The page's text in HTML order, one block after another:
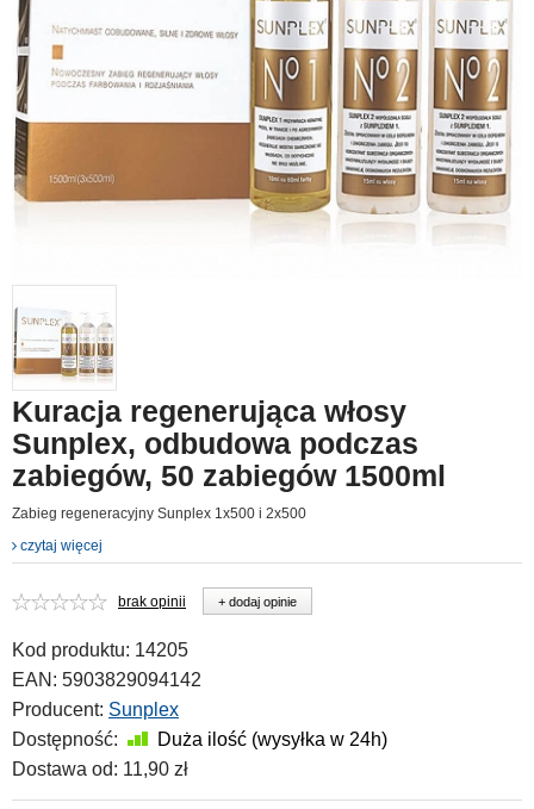
Kuracja regenerująca włosy
Sunplex, odbudowa podczas
zabiegów, 50 zabiegów 1500ml
Zabieg regeneracyjny Sunplex 1x500 i 2x500
czytaj więcej
brak opinii + dodaj opinie
Kod produktu: 14205
EAN: 5903829094142
Producent: Sunplex
Dostępność:
Duża ilość (wysyłka w 24h)
Dostawa od: 11,90 zł